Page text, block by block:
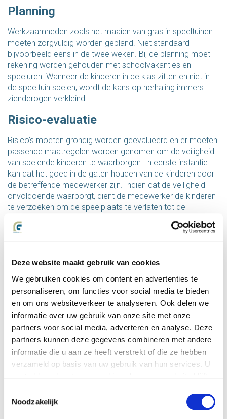
Deze website maakt gebruik van cookies
We gebruiken cookies om content en advertenties te
personaliseren, om functies voor social media te bieden
en om ons websiteverkeer te analyseren. Ook delen we
informatie over uw gebruik van onze site met onze
partners voor social media, adverteren en analyse. Deze
partners kunnen deze gegevens combineren met andere
informatie die u aan ze heeft verstrekt of die ze hebben
verzameld op basis van uw gebruik van hun services. U
Noodzakelijk
Planning
Werkzaamheden zoals het maaien van gras in speeltuinen
moeten zorgvuldig worden gepland. Niet standaard
bijvoorbeeld eens in de twee weken. Bij de planning moet
rekening worden gehouden met schoolvakanties en
speeluren. Wanneer de kinderen in de klas zitten en niet in
de speeltuin spelen, wordt de kans op herhaling immers
zienderogen verkleind.
Risico-evaluatie
Risico’s moeten grondig worden geëvalueerd en er moeten
passende maatregelen worden genomen om de veiligheid
van spelende kinderen te waarborgen. In eerste instantie
kan dat het goed in de gaten houden van de kinderen door
de betreffende medewerker zijn. Indien dat de veiligheid
onvoldoende waarborgt, dient de medewerker de kinderen
te verzoeken om de speelplaats te verlaten tot de
werkzaamheden zijn afgerond. Wanneer er kinderen op de
speelplaats blijven, moet de medewerker zijn
werkzaamheden staken en op een later en veiliger moment
achteruitrijcamera’s, beveiligingsbeugels en zwaailichten.
Opleiding
Gemeentemedewerkers kunnen getraind worden in de
veiligheidsprotocollen. Verder kan de gemeente de
bewustwording bij medewerkers vergroten. Voornamelijk
wat betreft de verantwoordelijkheden bij het uitvoeren van
taken bij speelplaatsen.
kinderen altijd de hoogste prioriteit krijgt en iedere